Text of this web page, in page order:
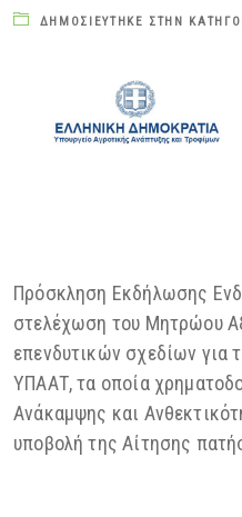
ΔΗΜΟΣΙΕΎΤΗΚΕ ΣΤΗΝ
Πρόσκληση Εκδήλωσης
στελέχωση του Μητρώου
επενδυτικών σχεδίων για
ΥΠΑΑΤ, τα οποία
Ανάκαμψης και
υποβολή της Αίτησης